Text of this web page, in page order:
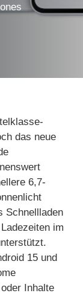
das neue
6,7-
Schnellladen
im
15 und
Inhalte